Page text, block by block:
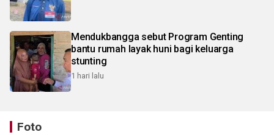
Mendukbangga sebut Program Genting
bantu rumah layak huni bagi keluarga
stunting
1 hari lalu
Foto